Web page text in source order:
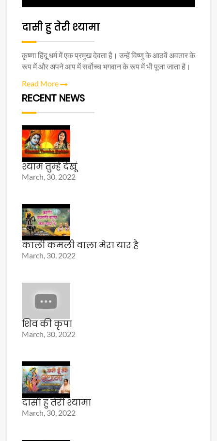
दासी हु तेरी श्यामा
कृष्णा हिंदू धर्म में एक प्रमुख देवता है। उन्हें विष्णु के आठवें अवतार के
रूप में और अपने आप में सर्वोच्च भगवान के रूप में भी पूजा जाता है।
Read More
RECENT NEWS
श्याम तुम्हे देखूं
March, 30, 2022
काली कमली वाला मेरा यार है
March, 30, 2022
शिव की कृपा
March, 30, 2022
दासी हु तेरी श्यामा
March, 30, 2022